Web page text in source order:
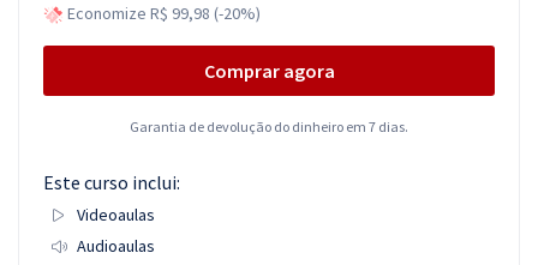
Economize R$ 99,98 (-20%)
Comprar agora
Garantia de devolução do dinheiro em 7 dias.
Este curso inclui:
Videoaulas
Audioaulas